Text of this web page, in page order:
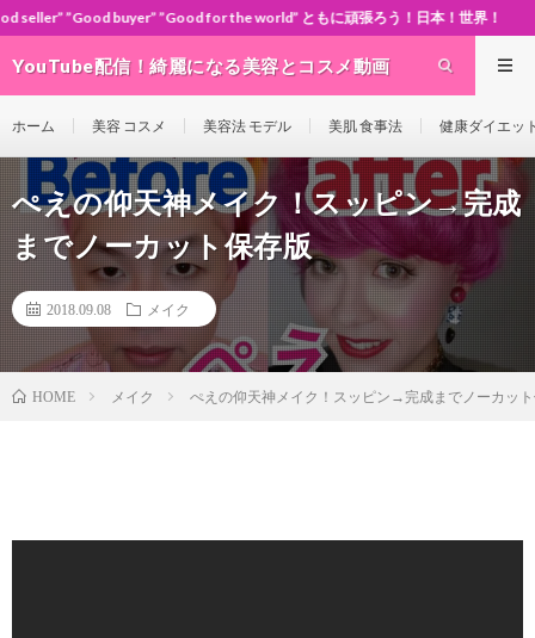
”Good for the world” ともに頑張ろう！日本！世界！
YouTube配信！綺麗になる美容とコスメ動画
ホーム 美容 コスメ 美容法 モデル 美肌 食事法 健康ダイエッ
ぺえの仰天神メイク！スッピン→完成
までノーカット保存版
2018.09.08 メイク
HOME メイク ぺえの仰天神メイク！スッピン→完成までノーカッ